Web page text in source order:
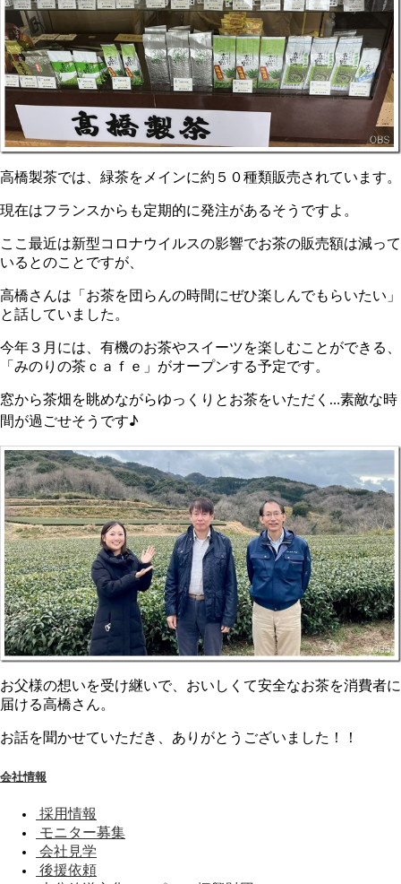
高橋製茶では、緑茶をメインに約５０種類販売されています。
現在はフランスからも定期的に発注があるそうですよ。
ここ最近は新型コロナウイルスの影響でお茶の販売額は減って
いるとのことですが、
高橋さんは「お茶を団らんの時間にぜひ楽しんでもらいたい」
と話していました。
今年３月には、有機のお茶やスイーツを楽しむことができる、
「みのりの茶ｃａｆｅ」がオープンする予定です。
窓から茶畑を眺めながらゆっくりとお茶をいただく…素敵な時
間が過ごせそうです♪
お父様の想いを受け継いで、おいしくて安全なお茶を消費者に
届ける高橋さん。
お話を聞かせていただき、ありがとうございました！！
会社情報
採用情報
モニター募集
会社見学
後援依頼